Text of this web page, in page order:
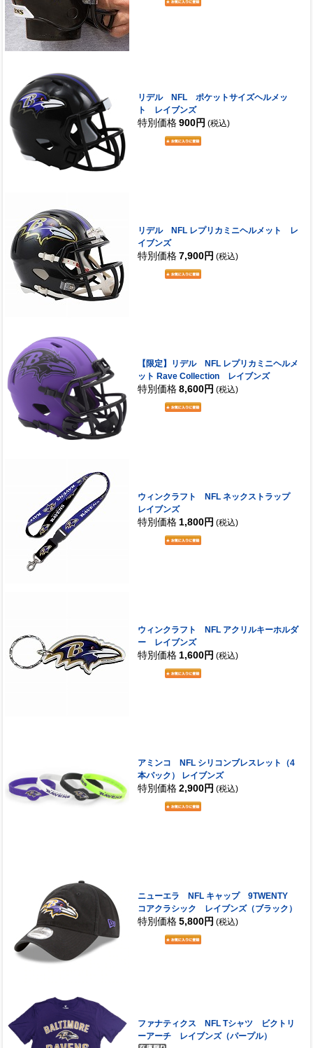
リデル NFL ポケットサイズヘルメッ
ト レイブンズ
特別価格 900円 (税込)
リデル NFL レプリカミニヘルメット レ
イブンズ
特別価格 7,900円 (税込)
【限定】リデル NFL レプリカミニヘルメ
ット Rave Collection レイブンズ
特別価格 8,600円 (税込)
ウィンクラフト NFL ネックストラップ
レイブンズ
特別価格 1,800円 (税込)
ウィンクラフト NFL アクリルキーホルダ
ー レイブンズ
特別価格 1,600円 (税込)
アミンコ NFL シリコンブレスレット（4
本パック） レイブンズ
特別価格 2,900円 (税込)
ニューエラ NFL キャップ 9TWENTY
コアクラシック レイブンズ（ブラック）
特別価格 5,800円 (税込)
ファナティクス NFL Tシャツ ビクトリ
ーアーチ レイブンズ（パープル）